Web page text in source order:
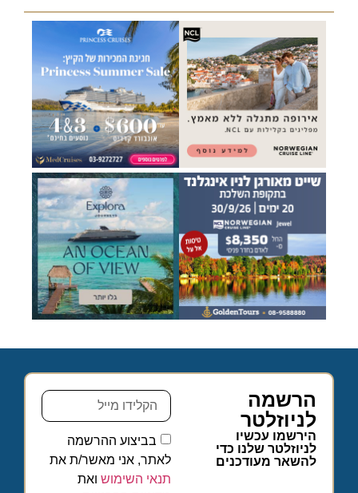
הרשמה
לניוזלטר
הירשמו עכשיו
לניוזלטר שלנו כדי
להשאר מעודכנים
בביצוע ההרשמה
לאתר, אני מאשר/ת את
תנאי השימוש ואת